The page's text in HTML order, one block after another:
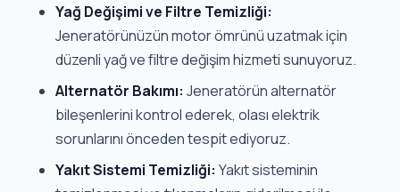
Yağ Değişimi ve Filtre Temizliği:
Jeneratörünüzün motor ömrünü uzatmak için
düzenli yağ ve filtre değişim hizmeti sunuyoruz.
Alternatör Bakımı: Jeneratörün alternatör
bileşenlerini kontrol ederek, olası elektrik
sorunlarını önceden tespit ediyoruz.
Yakıt Sistemi Temizliği: Yakıt sisteminin